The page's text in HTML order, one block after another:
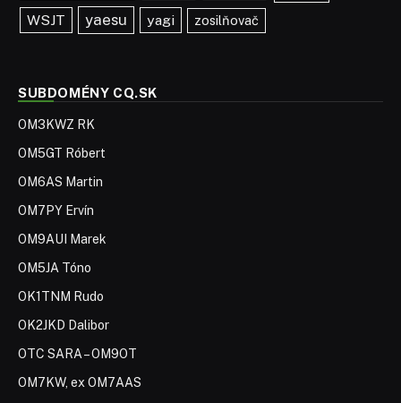
WSJT yaesu yagi zosilňovač
SUBDOMÉNY CQ.SK
OM3KWZ RK
OM5GT Róbert
OM6AS Martin
OM7PY Ervín
OM9AUI Marek
OM5JA Tóno
OK1TNM Rudo
OK2JKD Dalibor
OTC SARA – OM9OT
OM7KW, ex OM7AAS